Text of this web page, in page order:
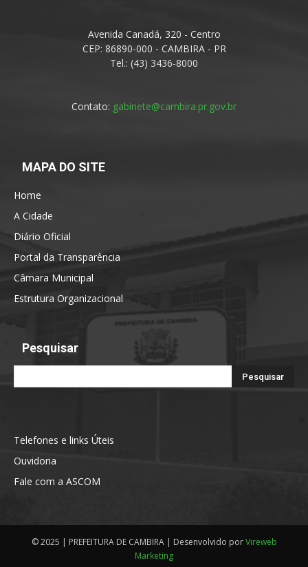
Avenida Canadá, 320 - Centro
CEP: 86890-000 - CAMBIRA - PR
Tel.: (43) 3436-8000
Contato: gabinete@cambira.pr.gov.br
MAPA DO SITE
Home
A Cidade
Diário Oficial
Portal da Transparência
Câmara Municipal
Estrutura Organizacional
Pesquisar
Telefones e links Úteis
Ouvidoria
Fale com a ASCOM
© 2025 | PREFEITURA DE CAMBIRA | Desenvolvido porVireweb
Marketing